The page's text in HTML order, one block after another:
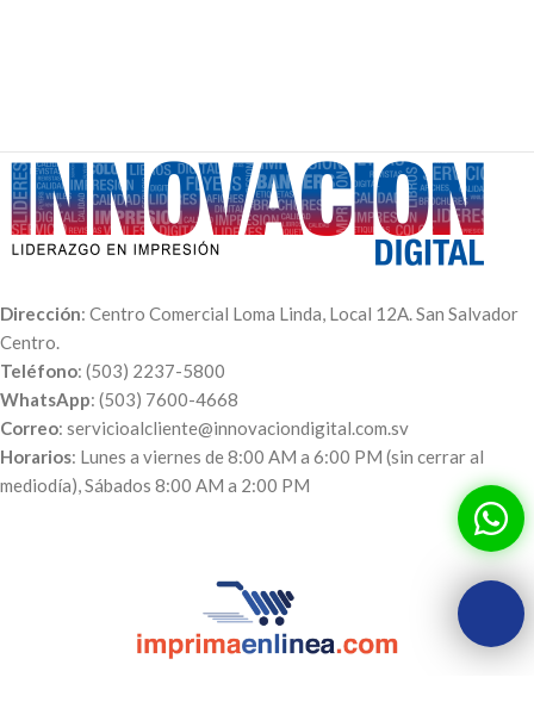
Dirección: Centro Comercial Loma Linda, Local 12A. San Salvador
Centro.
Teléfono: (503) 2237-5800
WhatsApp: (503) 7600-4668
Correo: servicioalcliente@innovaciondigital.com.sv
Horarios: Lunes a viernes de 8:00 AM a 6:00 PM (sin cerrar al
mediodía), Sábados 8:00 AM a 2:00 PM